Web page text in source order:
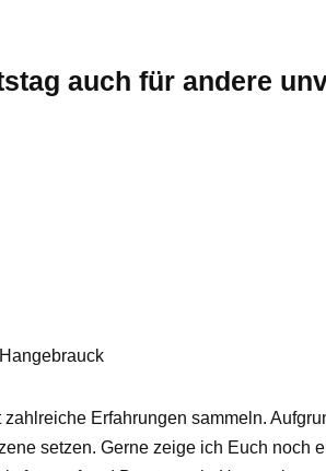
auch für andere
Erfahrungen sammeln.
setzen. Gerne zeige ich Euch noch